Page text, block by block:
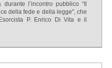
l’incontro pubblico “Il
della fede e della legge", che
P. Enrico Di Vita e il